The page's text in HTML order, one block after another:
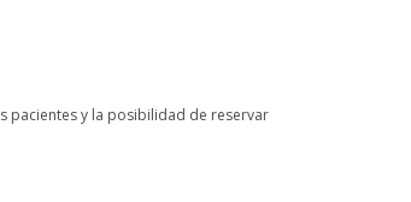
pacientes y la posibilidad de reservar